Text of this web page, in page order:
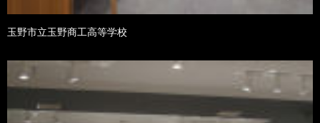
玉野市立玉野商工高等学校